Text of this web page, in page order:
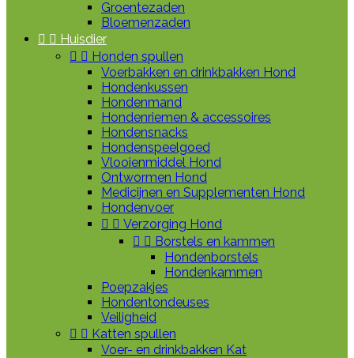
Groentezaden
Bloemenzaden
  Huisdier
  Honden spullen
Voerbakken en drinkbakken Hond
Hondenkussen
Hondenmand
Hondenriemen & accessoires
Hondensnacks
Hondenspeelgoed
Vlooienmiddel Hond
Ontwormen Hond
Medicijnen en Supplementen Hond
Hondenvoer
  Verzorging Hond
  Borstels en kammen
Hondenborstels
Hondenkammen
Poepzakjes
Hondentondeuses
Veiligheid
  Katten spullen
Voer- en drinkbakken Kat